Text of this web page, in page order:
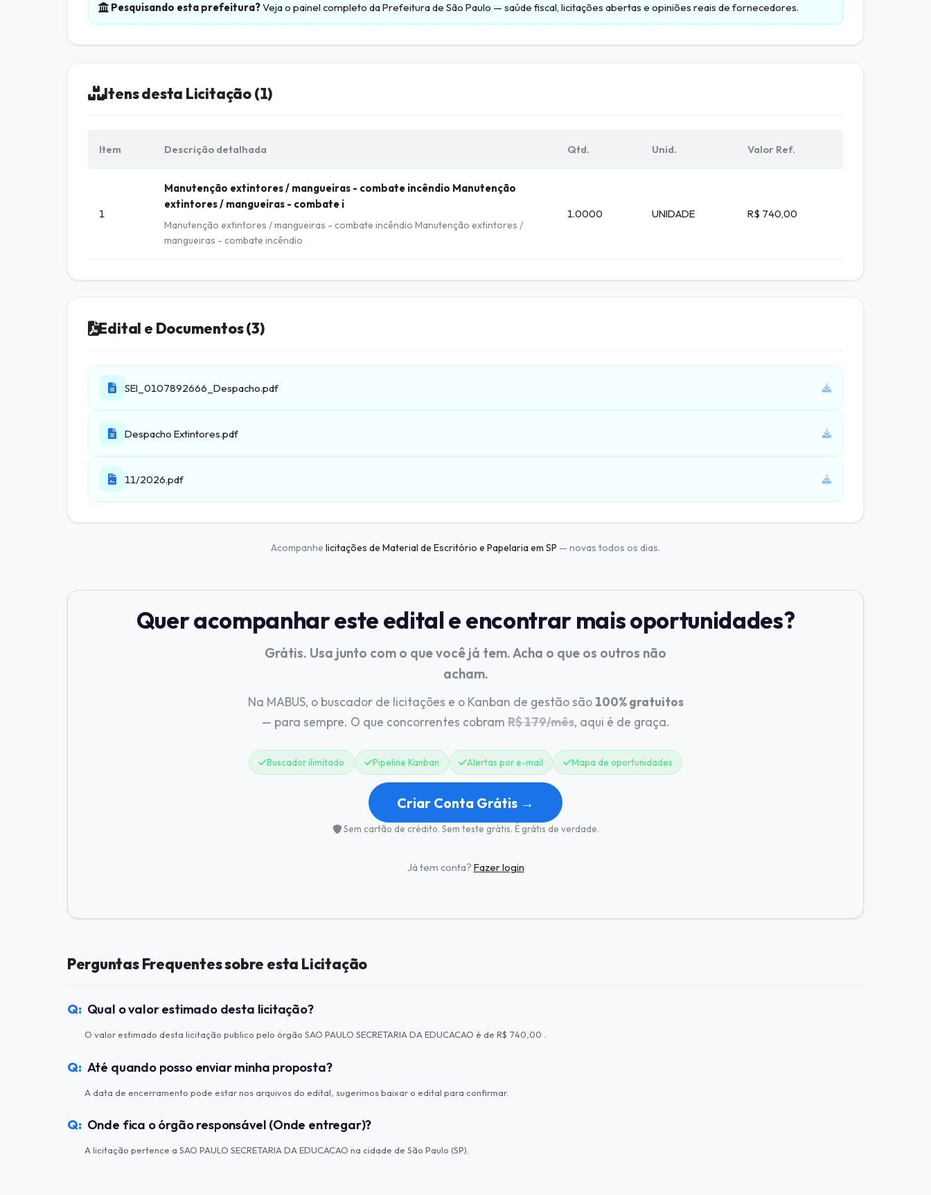
Pesquisando esta prefeitura?Veja o painel completo daPrefeitura de São Paulo — saúde fiscal, licitações abertas e opiniões reais de fornecedores.
Itens desta Licitação (1)
Item Descrição detalhada Qtd. Unid. Valor Ref.
1
Manutenção extintores / mangueiras - combate incêndio Manutenção
extintores / mangueiras - combate i
Manutenção extintores / mangueiras - combate incêndio Manutenção extintores /
mangueiras - combate incêndio
1.0000 UNIDADE R$ 740,00
Edital e Documentos (3)
SEI_0107892666_Despacho.pdf
Despacho Extintores.pdf
11/2026.pdf
Acompanhe licitações de Material de Escritório e Papelaria em SP — novas todos os dias.
Quer acompanhar este edital e encontrar mais oportunidades?
Grátis. Usa junto com o que você já tem. Acha o que os outros não
acham.
Na MABUS, o buscador de licitações e o Kanban de gestão são 100% gratuitos
— para sempre. O que concorrentes cobramR$ 179/mês, aqui é de graça.
Buscador ilimitado Pipeline Kanban Alertas por e-mail Mapa de oportunidades
Criar Conta Grátis →
Sem cartão de crédito. Sem teste grátis. É grátis de verdade.
Já tem conta? Fazer login
Perguntas Frequentes sobre esta Licitação
Qual o valor estimado desta licitação?
O valor estimado desta licitação publico pelo órgão SAO PAULO SECRETARIA DA EDUCACAO é de R$ 740,00 .
Até quando posso enviar minha proposta?
A data de encerramento pode estar nos arquivos do edital, sugerimos baixar o edital para confirmar.
Onde fica o órgão responsável (Onde entregar)?
A licitação pertence a SAO PAULO SECRETARIA DA EDUCACAO na cidade de São Paulo (SP).